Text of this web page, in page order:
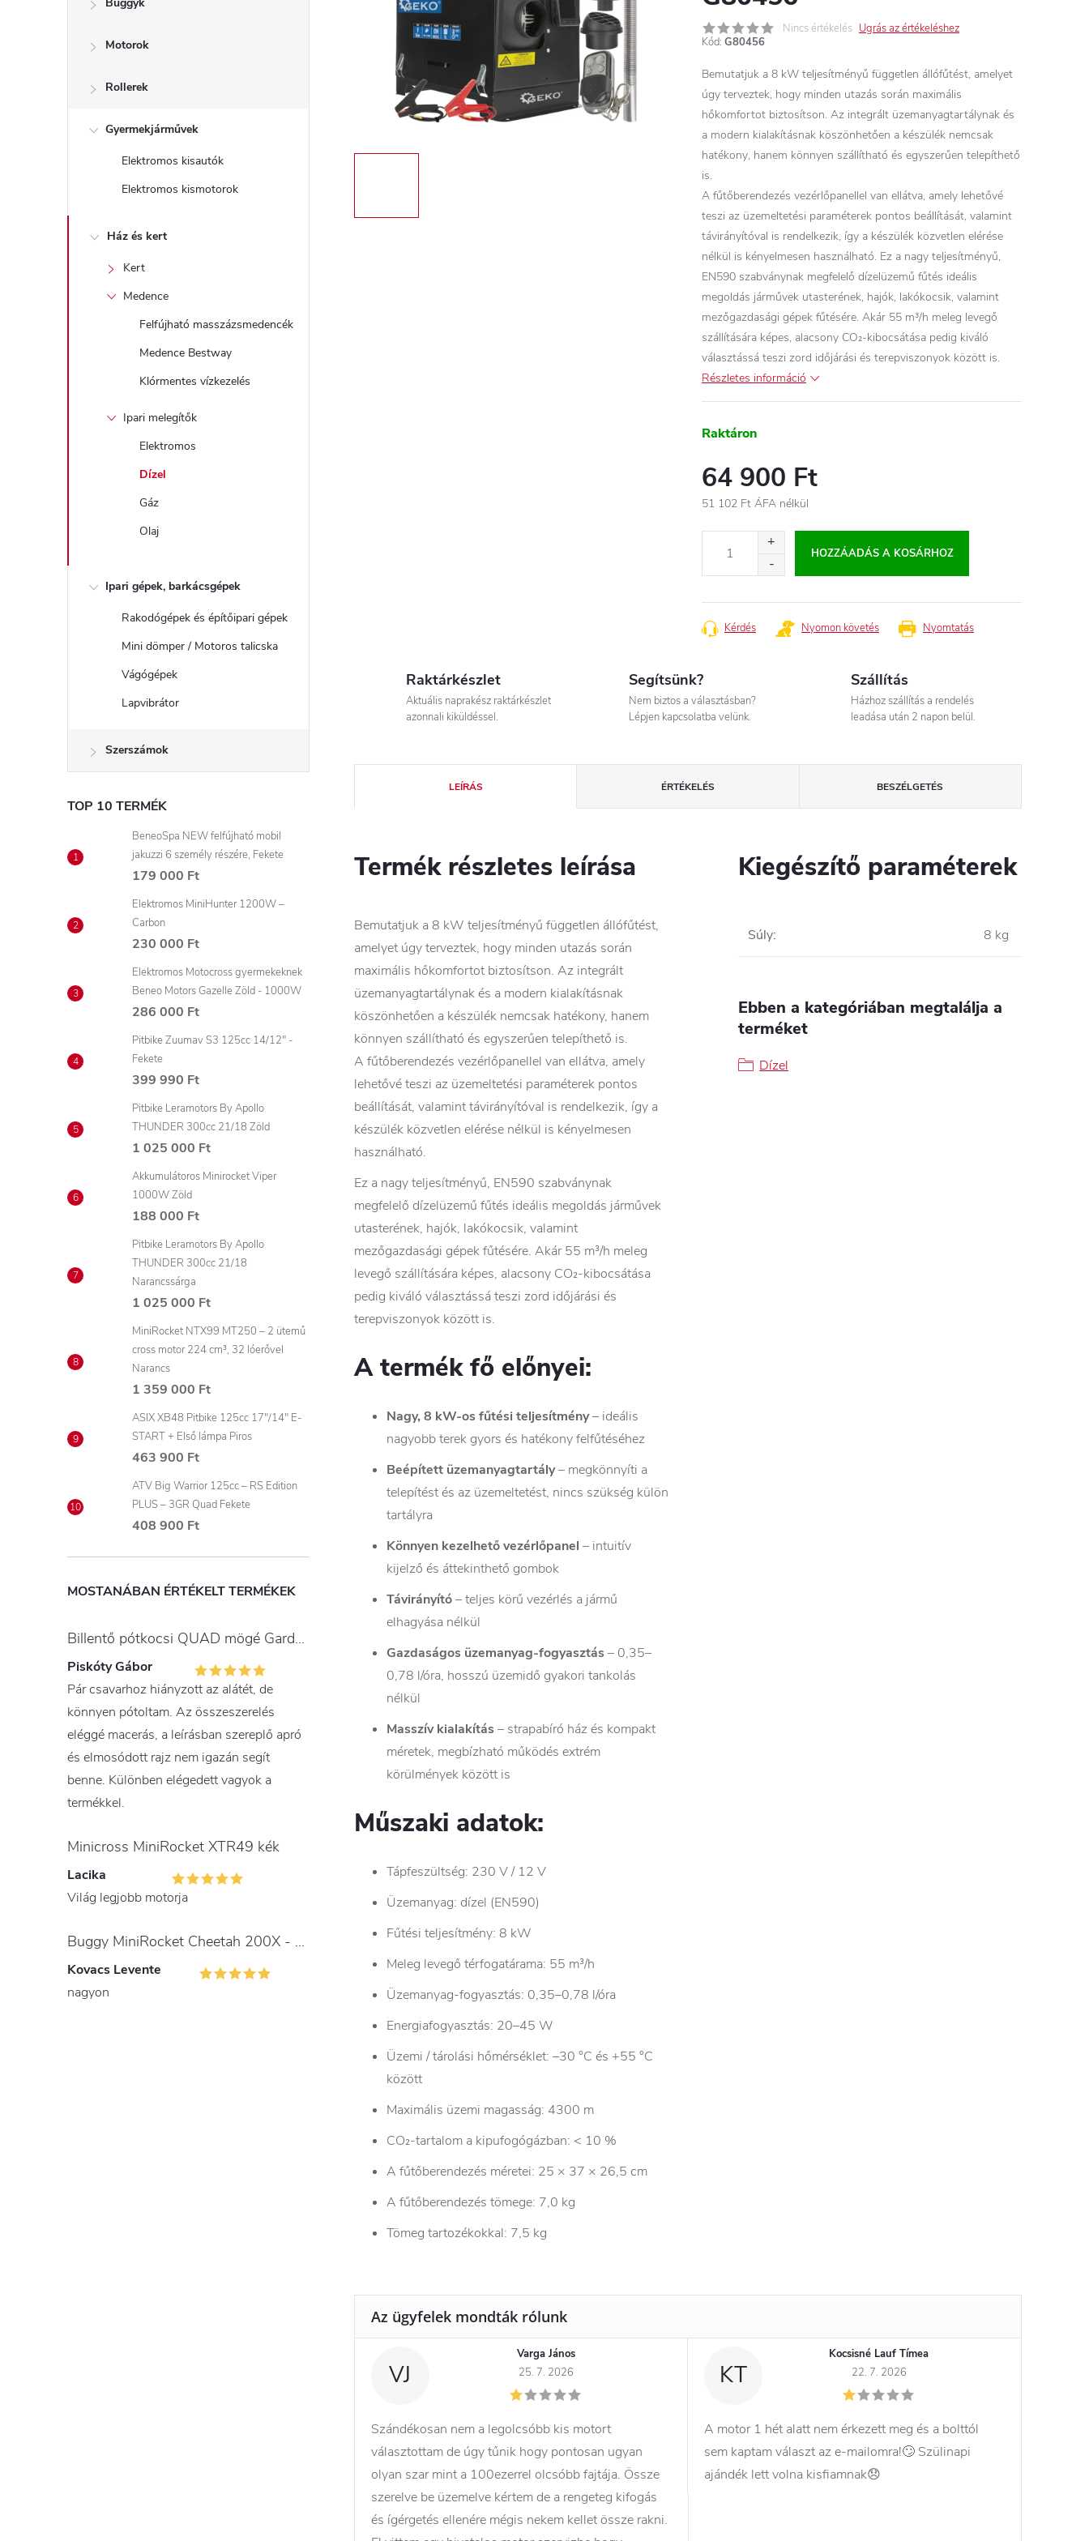
a
Motorok
Rollerek
Gyermekjárművek
Elektromos kisautók
Elektromos kismotorok
Ház és kert
Kert
Medence
Felfújható masszázsmedencék
Medence Bestway
Klórmentes vízkezelés
Ipari melegítők
Elektromos
Dízel
Gáz
Olaj
Ipari gépek, barkácsgépek
Rakodógépek és építőipari gépek
Mini dömper / Motoros talicska
Vágógépek
Lapvibrátor
Szerszámok
TOP 10 TERMÉK
BeneoSpa NEW felfújható mobil
jakuzzi 6 személy részére, Fekete
179 000 Ft
Elektromos MiniHunter 1200W –
Carbon
230 000 Ft
Elektromos Motocross gyermekeknek
Beneo Motors Gazelle Zöld - 1000W
286 000 Ft
Pitbike Zuumav S3 125cc 14/12" -
Fekete
399 990 Ft
Pitbike Leramotors By Apollo
THUNDER 300cc 21/18 Zöld
1 025 000 Ft
Akkumulátoros Minirocket Viper
1000W Zöld
188 000 Ft
Pitbike Leramotors By Apollo
THUNDER 300cc 21/18
Narancssárga
1 025 000 Ft
MiniRocket NTX99 MT250 – 2 ütemű
cross motor 224 cm³, 32 lóerővel
Narancs
1 359 000 Ft
ASIX XB48 Pitbike 125cc 17"/14" E-
START + Első lámpa Piros
463 900 Ft
ATV Big Warrior 125cc – RS Edition
PLUS – 3GR Quad Fekete
408 900 Ft
MOSTANÁBAN ÉRTÉKELT TERMÉKEK
Billentő pótkocsi QUAD mögé Gardner
Piskóty Gábor
Pár csavarhoz hiányzott az alátét, de
könnyen pótoltam. Az összeszerelés
eléggé macerás, a leírásban szereplő apró
és elmosódott rajz nem igazán segít
benne. Különben elégedett vagyok a
termékkel.
Minicross MiniRocket XTR49 kék
Lacika
Világ legjobb motorja
Buggy MiniRocket Cheetah 200X - gyerekeknek és felnőtteknek
Kovacs Levente
nagyon
Nincs értékelés Ugrás az értékeléshez
Kód: G80456
Bemutatjuk a 8 kW teljesítményű független állófűtést, amelyet
úgy terveztek, hogy minden utazás során maximális
hőkomfortot biztosítson. Az integrált üzemanyagtartálynak és
a modern kialakításnak köszönhetően a készülék nemcsak
hatékony, hanem könnyen szállítható és egyszerűen telepíthető
is.
A fűtőberendezés vezérlőpanellel van ellátva, amely lehetővé
teszi az üzemeltetési paraméterek pontos beállítását, valamint
távirányítóval is rendelkezik, így a készülék közvetlen elérése
nélkül is kényelmesen használható. Ez a nagy teljesítményű,
EN590 szabványnak megfelelő dízelüzemű fűtés ideális
megoldás járművek utasterének, hajók, lakókocsik, valamint
mezőgazdasági gépek fűtésére. Akár 55 m³/h meleg levegő
szállítására képes, alacsony CO₂-kibocsátása pedig kiváló
választássá teszi zord időjárási és terepviszonyok között is.
Részletes információ
Raktáron
64 900 Ft
51 102 Ft ÁFA nélkül
HOZZÁADÁS A KOSÁRHOZ
Nyomtatás
Kérdés Nyomon követés
Raktárkészlet
Aktuális naprakész raktárkészlet
azonnali kiküldéssel.
Segítsünk?
Nem biztos a választásban?
Lépjen kapcsolatba velünk.
Szállítás
Házhoz szállítás a rendelés
leadása után 2 napon belül.
LEÍRÁS ÉRTÉKELÉS BESZÉLGETÉS
Termék részletes leírása
Bemutatjuk a 8 kW teljesítményű független állófűtést,
amelyet úgy terveztek, hogy minden utazás során
maximális hőkomfortot biztosítson. Az integrált
üzemanyagtartálynak és a modern kialakításnak
köszönhetően a készülék nemcsak hatékony, hanem
könnyen szállítható és egyszerűen telepíthető is.
A fűtőberendezés vezérlőpanellel van ellátva, amely
lehetővé teszi az üzemeltetési paraméterek pontos
beállítását, valamint távirányítóval is rendelkezik, így a
készülék közvetlen elérése nélkül is kényelmesen
használható.
Ez a nagy teljesítményű, EN590 szabványnak
megfelelő dízelüzemű fűtés ideális megoldás járművek
utasterének, hajók, lakókocsik, valamint
mezőgazdasági gépek fűtésére. Akár 55 m³/h meleg
levegő szállítására képes, alacsony CO₂-kibocsátása
pedig kiváló választássá teszi zord időjárási és
terepviszonyok között is.
A termék fő előnyei:
Nagy, 8 kW-os fűtési teljesítmény– ideális
nagyobb terek gyors és hatékony felfűtéséhez
Beépített üzemanyagtartály– megkönnyíti a
telepítést és az üzemeltetést, nincs szükség külön
tartályra
Könnyen kezelhető vezérlőpanel – intuitív
kijelző és áttekinthető gombok
Távirányító– teljes körű vezérlés a jármű
elhagyása nélkül
Gazdaságos üzemanyag-fogyasztás – 0,35–
0,78 l/óra, hosszú üzemidő gyakori tankolás
nélkül
Masszív kialakítás – strapabíró ház és kompakt
méretek, megbízható működés extrém
körülmények között is
Műszaki adatok:
Tápfeszültség: 230 V / 12 V
Üzemanyag: dízel (EN590)
Fűtési teljesítmény: 8 kW
Meleg levegő térfogatárama: 55 m³/h
Üzemanyag-fogyasztás: 0,35–0,78 l/óra
Energiafogyasztás: 20–45 W
Üzemi / tárolási hőmérséklet: –30 °C és +55 °C
között
Maximális üzemi magasság: 4300 m
CO₂-tartalom a kipufogógázban: < 10 %
A fűtőberendezés méretei: 25 × 37 × 26,5 cm
A fűtőberendezés tömege: 7,0 kg
Tömeg tartozékokkal: 7,5 kg
Kiegészítő paraméterek
Súly: 8 kg
Ebben a kategóriában megtalálja a
terméket
Dízel
VJ
Varga János
25. 7. 2026
Szándékosan nem a legolcsóbb kis motort
választottam de úgy tűnik hogy pontosan ugyan
olyan szar mint a 100ezerrel olcsóbb fajtája. Össze
szerelve be üzemelve kértem de a rengeteg kifogás
és ígérgetés ellenére mégis nekem kellet össze rakni.
KT
Kocsisné Lauf Tímea
22. 7. 2026
A motor 1 hét alatt nem érkezett meg és a bolttól
sem kaptam választ az e-mailomra!🙄 Szülinapi
ajándék lett volna kisfiamnak😞